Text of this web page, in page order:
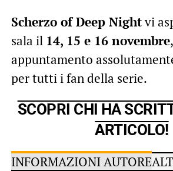
Scherzo of Deep Nightvi
sala il 14, 15 e 16 novembre
appuntamento
per tutti i fan della serie.
SCOPRI CHI HA
ARTICOLO!
INFORMAZIONI AUTORE